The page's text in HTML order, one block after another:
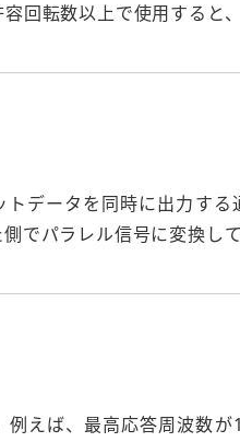
回転数以上で使用すると
データを同時に出力す
でパラレル信号に変換し
例えば、最高応答周波数